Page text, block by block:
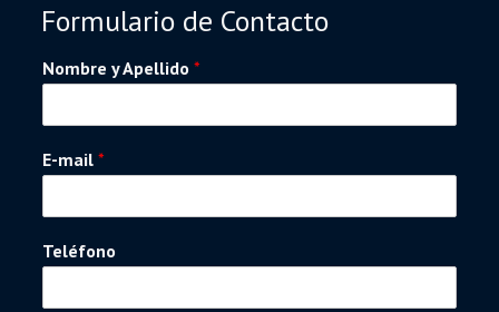
Formulario de Contacto
Nombre y Apellido*
E-mail*
Teléfono